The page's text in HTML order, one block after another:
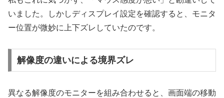
いました。しかしディスプレイ設定を確認すると、モニタ
ー位置が微妙に上下ズレしていたのです。
解像度の違いによる境界ズレ
異なる解像度のモニターを組み合わせると、画面端の移動